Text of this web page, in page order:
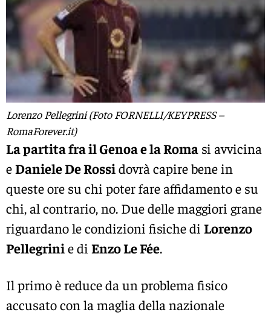
Lorenzo Pellegrini (Foto FORNELLI/KEYPRESS –
RomaForever.it)
La partita fra il Genoa e la Roma si avvicina
eDaniele De Rossidovrà capire bene in
queste ore su chi poter fare affidamento e su
chi, al contrario, no. Due delle maggiori grane
riguardano le condizioni fisiche di Lorenzo
Pellegrinie di Enzo Le Fée.
Il primo è reduce da un problema fisico
accusato con la maglia della nazionale